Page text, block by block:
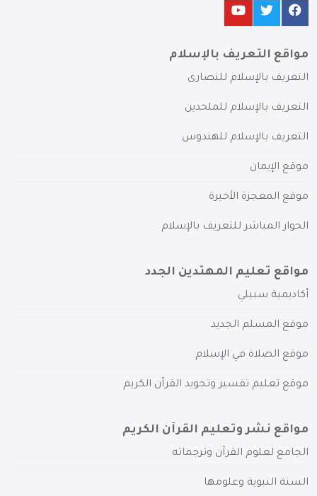
مواقع التعريف بالإسلام
التعريف بالإسلام للنصارى
التعريف بالإسلام للملحدين
التعريف بالإسلام للهندوس
موقع الإيمان
موقع المعجزة الأخيرة
الحوار المباشر للتعريف بالإسلام
مواقع تعليم المهتدين الجدد
أكاديمية سبيلي
موقع المسلم الجديد
موقع الصلاة في الإسلام
موقع تعليم تفسير وتجويد القرآن الكريم
مواقع نشر وتعليم القرآن الكريم
الجامع لعلوم القرآن وترجماته
السنة النبوية وعلومها